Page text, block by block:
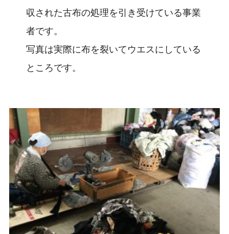
収された古布の処理を引き受けている事業
者です。
写真は実際に布を裂いてウエスにしている
ところです。